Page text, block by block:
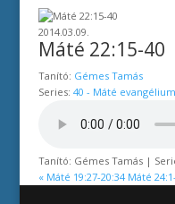
2014.03.09.
Máté 22:15-40
Tanító: Gémes Tamás
Series: 40 - Máté
Tanító: Gémes Tamás |
« Máté 19:27-20:34 Máté